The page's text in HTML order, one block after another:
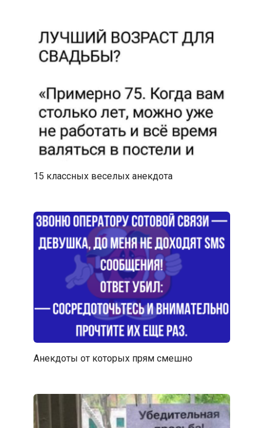
15 классных веселых анекдота
Анекдоты от которых прям смешно